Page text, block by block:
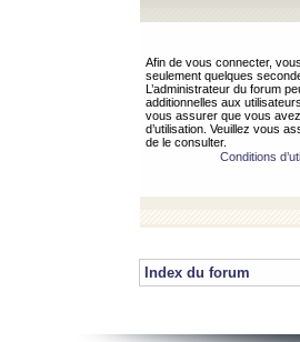
Afin de vous connecter,
seulement quelques
L’administrateur du forum
additionnelles aux
vous assurer que vous
d’utilisation. Veuillez vous
de le consulter.
Conditions
Index du forum